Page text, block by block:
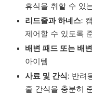
휴식을 취할 수 있
리드줄과 하네스:
제어할 수 있도록
배변 패드 또는 배
아이템
사료 및 간식: 반려
줄 간식을 충분히